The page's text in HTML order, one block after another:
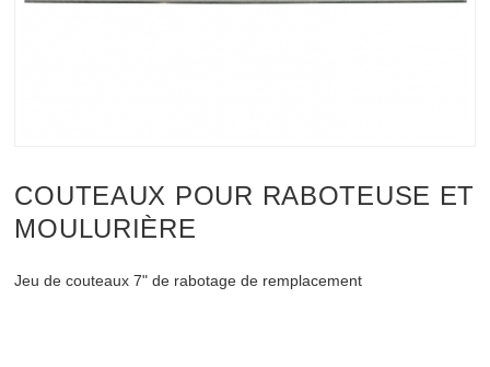
COUTEAUX POUR RABOTEUSE ET
MOULURIÈRE
Jeu de couteaux 7" de rabotage de remplacement